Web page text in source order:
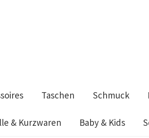
Taschen Schmuck
& Kurzwaren Baby & Kids